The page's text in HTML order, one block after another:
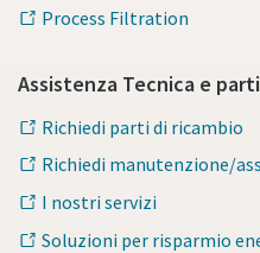
Process Filtration
Assistenza Tecnica e
Richiedi parti di ricambio
Richiedi manutenzione/
I nostri servizi
Soluzioni per risparmio